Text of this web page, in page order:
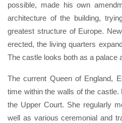
possible, made his own
architecture of the building,
greatest structure of Europe.
erected, the living quarters
The castle looks both as a palace
The current Queen of England,
time within the walls of the
the Upper Court. She regularly
well as various ceremonial and